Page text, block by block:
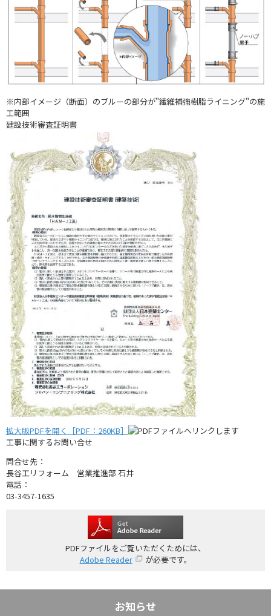
※内部イメージ（断面）のブルーの部分が"繊維補強樹脂ライニング"の施
工範囲
建設技術審査証明書
拡大版PDFを開く［PDF：260KB］
工事に関するお問い合せ
問合せ先：
長谷工リフォーム 営業推進部 石井
電話：
03-3457-1635
PDFファイルをご覧いただくためには、
Adobe Reader
が必要です。
お知らせ